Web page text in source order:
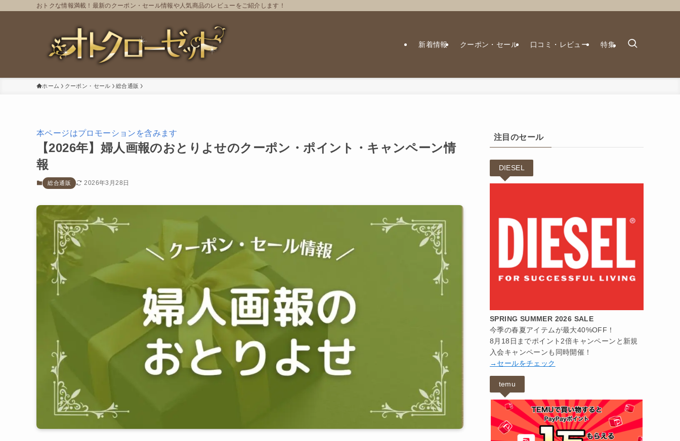
おトクな情報満載！最新のクーポン・セール情報や人気商品のレビューをご紹介します！
新着情報 クーポン・セール 口コミ・レビュー 特集
ホーム クーポン・セール 総合通販
本ページはプロモーションを含みます
【2026年】婦人画報のおとりよせのクーポン・ポイント・キャンペーン情
報
総合通販 2026年3月28日
注目のセール
DIESEL
SPRING SUMMER 2026 SALE
今季の春夏アイテムが最大40%OFF！
8月18日までポイント2倍キャンペーンと新規
入会キャンペーンも同時開催！
→セールをチェック
temu